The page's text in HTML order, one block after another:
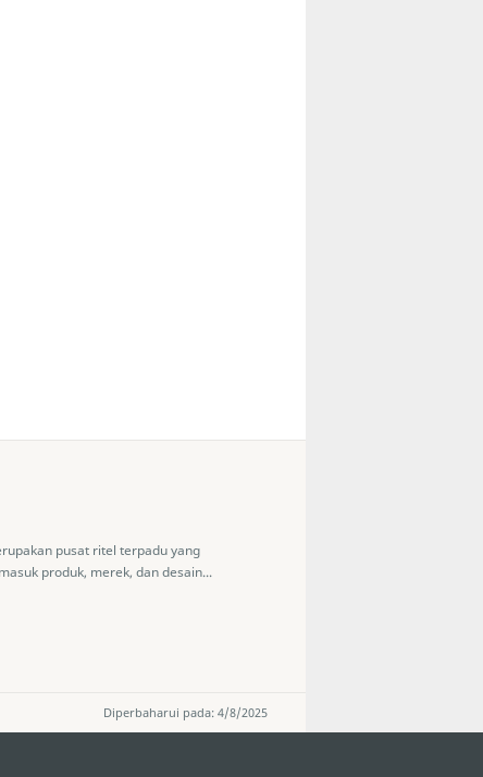
pusat ritel terpadu yang
produk, merek, dan desain...
Diperbaharui pada: 4/8/2025